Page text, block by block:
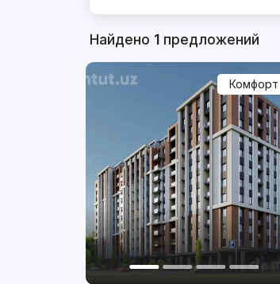
Найдено 1предложений
Комфорт